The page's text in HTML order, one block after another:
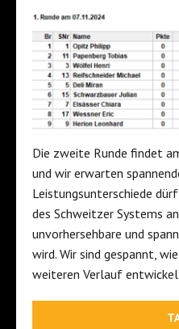
Die zweite Runde findet
und wir erwarten
Leistungsunterschiede
des Schweitzer Systems
unvorhersehbare und
wird. Wir sind gespannt,
weiteren Verlauf